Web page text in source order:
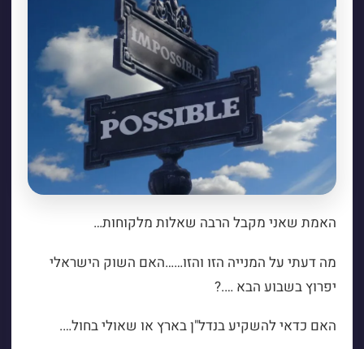
האמת שאני מקבל הרבה שאלות מלקוחות…
מה דעתי על המנייה הזו והזו……האם השוק הישראלי
יפרוץ בשבוע הבא ….?
האם כדאי להשקיע בנדל"ן בארץ או שאולי בחול….